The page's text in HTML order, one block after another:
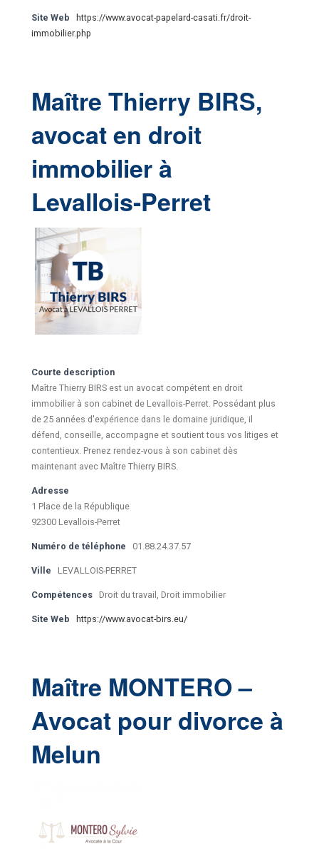
Site Web
https://www.avocat-papelard-casati.fr/droit-
immobilier.php
Maître Thierry BIRS,
avocat en droit
immobilier à
Levallois-Perret
Courte description
Maître Thierry BIRS est un avocat compétent en droit
immobilier à son cabinet de Levallois-Perret. Possédant plus
de 25 années d'expérience dans le domaine juridique, il
défend, conseille, accompagne et soutient tous vos litiges et
contentieux. Prenez rendez-vous à son cabinet dès
maintenant avec Maître Thierry BIRS.
Adresse
1 Place de la République
92300 Levallois-Perret
Numéro de téléphone 01.88.24.37.57
Ville LEVALLOIS-PERRET
Compétences Droit du travail, Droit immobilier
Site Web https://www.avocat-birs.eu/
Maître MONTERO –
Avocat pour divorce à
Melun